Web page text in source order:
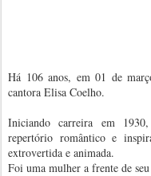
Há 106 anos, em 01 de
cantora Elisa Coelho.
Iniciando carreira em
repertório romântico e
extrovertida e animada.
Foi uma mulher a frente de